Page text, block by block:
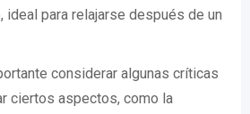
ideal para relajarse después de un
considerar algunas críticas
ciertos aspectos, como la